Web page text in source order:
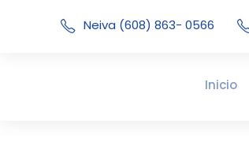
Neiva (608) 863- 0566
Inicio